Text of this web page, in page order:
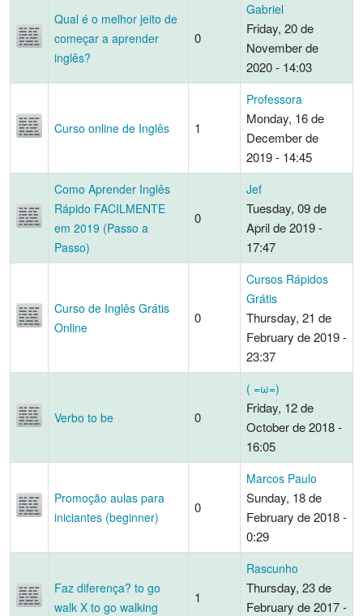
Qual é o melhor jeito de
começar a aprender
inglês?
0
Gabriel
Friday, 20 de
November de
2020 - 14:03
Curso online de Inglês 1
Professora
Monday, 16 de
December de
2019 - 14:45
Como Aprender Inglês
Rápido FACILMENTE
em 2019 (Passo a
Passo)
0
Jef
Tuesday, 09 de
April de 2019 -
17:47
Curso de Inglês Grátis
Online
0
Cursos Rápidos
Grátis
Thursday, 21 de
February de 2019 -
23:37
Verbo to be 0
( =ω=)
Friday, 12 de
October de 2018 -
16:05
Promoção aulas para
iniciantes (beginner)
0
Marcos Paulo
Sunday, 18 de
February de 2018 -
0:29
Faz diferença? to go
walk X to go walking
1
Rascunho
Thursday, 23 de
February de 2017 -